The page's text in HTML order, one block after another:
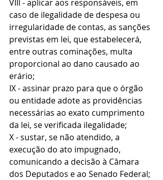
VIII - aplicar aos responsáveis, em
caso de ilegalidade de despesa ou
irregularidade de contas, as sanções
previstas em lei, que estabelecerá,
entre outras cominações, multa
proporcional ao dano causado ao
erário;
IX - assinar prazo para que o órgão
ou entidade adote as providências
necessárias ao exato cumprimento
da lei, se verificada ilegalidade;
X - sustar, se não atendido, a
execução do ato impugnado,
comunicando a decisão à Câmara
dos Deputados e ao Senado Federal;